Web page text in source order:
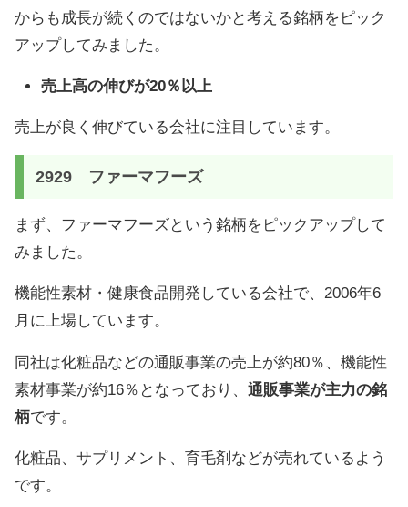
からも成長が続くのではないかと考える銘柄をピック
アップしてみました。
売上高の伸びが20％以上
売上が良く伸びている会社に注目しています。
2929 ファーマフーズ
まず、ファーマフーズという銘柄をピックアップして
みました。
機能性素材・健康食品開発している会社で、2006年6
月に上場しています。
同社は化粧品などの通販事業の売上が約80％、機能性
素材事業が約16％となっており、 通販事業が主力の銘
柄です。
化粧品、サプリメント、育毛剤などが売れているよう
です。